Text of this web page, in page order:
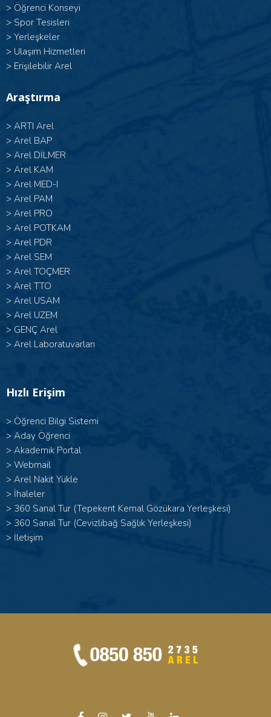
> Öğrenci Konseyi
> Spor Tesisleri
> Yerleşkeler
> Ulaşım Hizmetleri
> Erişilebilir Arel
Araştırma
> ARTI Arel
> Arel BAP
> Arel DİLMER
> Arel KAM
> Arel MED-I
> Arel PAM
> Arel PRO
> Arel POTKAM
> Arel PDR
> Arel SEM
> Arel TOÇMER
> Arel TTO
> Arel USAM
> Arel UZEM
> GENÇ Arel
> Arel Laboratuvarları
Hızlı Erişim
> Öğrenci Bilgi Sistemi
> Aday Öğrenci
> Akademik Portal
> Webmail
> Arel Nakit Yükle
> İhaleler
> 360 Sanal Tur (Tepekent Kemal Gözükara Yerleşkesi)
> 360 Sanal Tur (Cevizlibağ Sağlık Yerleşkesi)
> İletişim